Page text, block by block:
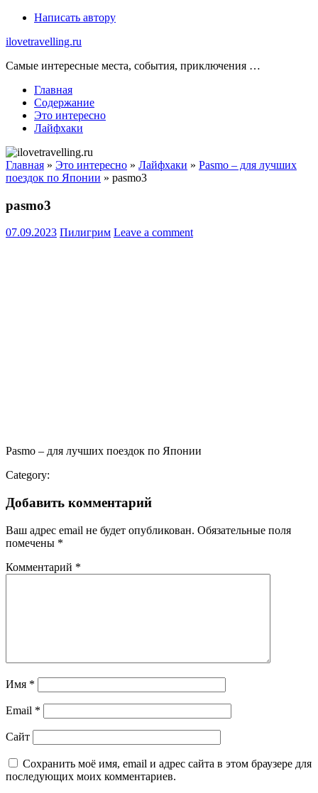
Skip
content
Написать автору
ilovetravelling.ru
Самые интересные места, события, приключения …
Главная
Содержание
Это интересно
Лайфхаки
Главная » Это интересно » Лайфхаки » Pasmo – для лучших
поездок по Японии » pasmo3
pasmo3
07.09.2023 Пилигрим Leave a comment
Pasmo – для лучших поездок по Японии
Category:
Добавить комментарий
Ваш адрес email не будет опубликован. Обязательные поля
помечены *
Комментарий *
Имя *
Email *
Сайт
Сохранить моё имя, email и адрес сайта в этом браузере для
последующих моих комментариев.